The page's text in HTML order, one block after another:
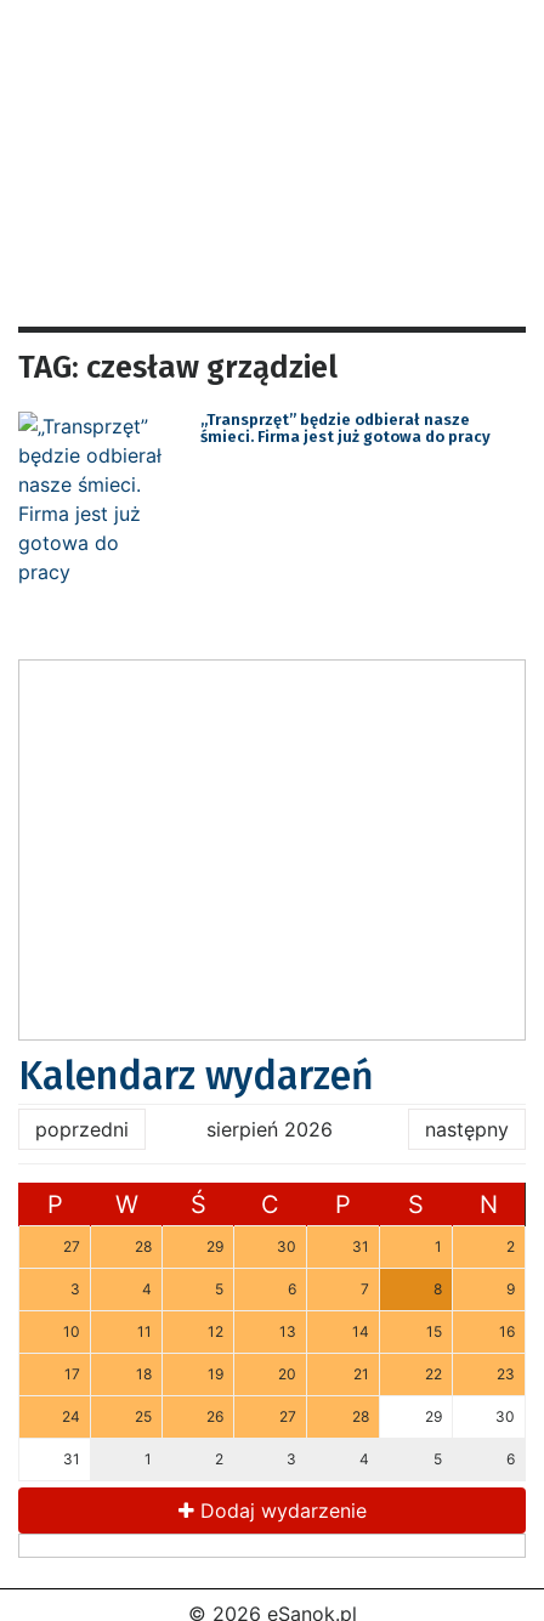
TAG: czesław grządziel
„Transprzęt” będzie odbierał nasze
śmieci. Firma jest już gotowa do pracy
Kalendarz wydarzeń
poprzedni sierpień 2026 następny
P W Ś C P S N
27 28 29 30 31 1 2
3 4 5 6 7 8 9
10 11 12 13 14 15 16
17 18 19 20 21 22 23
24 25 26 27 28 29 30
31 1 2 3 4 5 6
Dodaj wydarzenie
© 2026 eSanok.pl